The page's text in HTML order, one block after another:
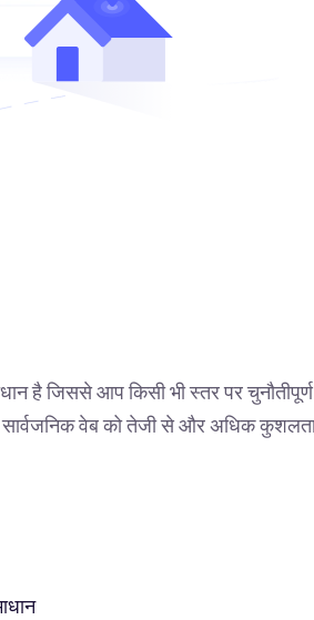
है जिससे आप किसी भी स्तर पर चुनौतीपूर्ण
वेब को तेजी से और अधिक